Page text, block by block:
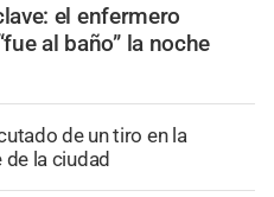
el enfermero
al baño” la noche
de un tiro en la
de la ciudad